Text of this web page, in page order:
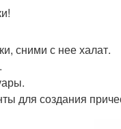
сними с нее халат.
для создания